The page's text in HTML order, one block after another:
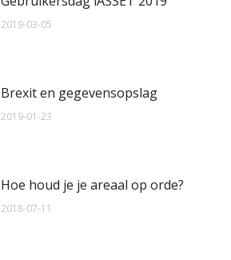
2019-03-05
Brexit en gegevensopslag
2019-01-23
Hoe houd je je areaal op orde?
2018-07-11